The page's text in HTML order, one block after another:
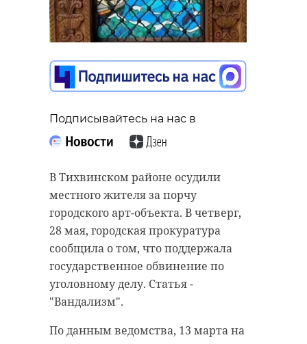
Подписывайтесь на нас в
В Тихвинском районе осудили
местного жителя за порчу
городского арт-объекта. В четверг,
28 мая, городская прокуратура
сообщила о том, что поддержала
государственное обвинение по
уголовному делу. Статья -
"Вандализм".
По данным ведомства, 13 марта на
Подписывайтесь на нас в
В Кировской гимназии восемь
учеников энергокласса прошли
свой первый выпускной экзамен
и сделали первые шаги в
профессию. Итоговая защита
проектов прошла в районном
отделении компании "РКС-энерго".
Обучение стартовало в сентябре
2025 года и включало 144 часа
Подписывайтесь на нас в
Несанкционированные свалки в
деревне Яльгелево
(Ломоносовский район)
ликвидировали по требованию
прокуратуры, сообщила пресс-
служба надзорного ведомства
Ленинградской области.
Прокурорская проверка показала,
что на земельных участках